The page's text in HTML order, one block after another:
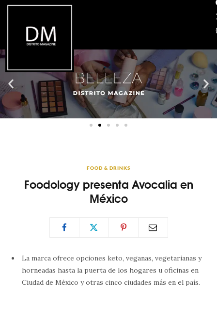
FOOD & DRINKS
Foodology presenta Avocalia en
México
La marca ofrece opciones keto, veganas, vegetarianas y
horneadas hasta la puerta de los hogares u oficinas en
Ciudad de México y otras cinco ciudades más en el país.